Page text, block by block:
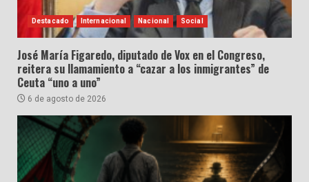
Destacado Internacional Nacional Social
José María Figaredo, diputado de Vox en el Congreso,
reitera su llamamiento a “cazar a los inmigrantes” de
Ceuta “uno a uno”
6 de agosto de 2026